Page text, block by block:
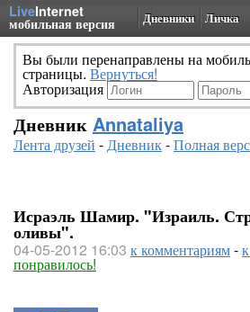
LiveInternet
мобильная версия Дневники Личка
Вы были перенаправлены на
страницы. Вернуться!
Авторизация
Дневник Annataliya
Лента друзей -Дневник-Полная
Исраэль Шамир. "Израиль.
оливы".
04-05-2012 16:03 к комментариям-
понравилось!